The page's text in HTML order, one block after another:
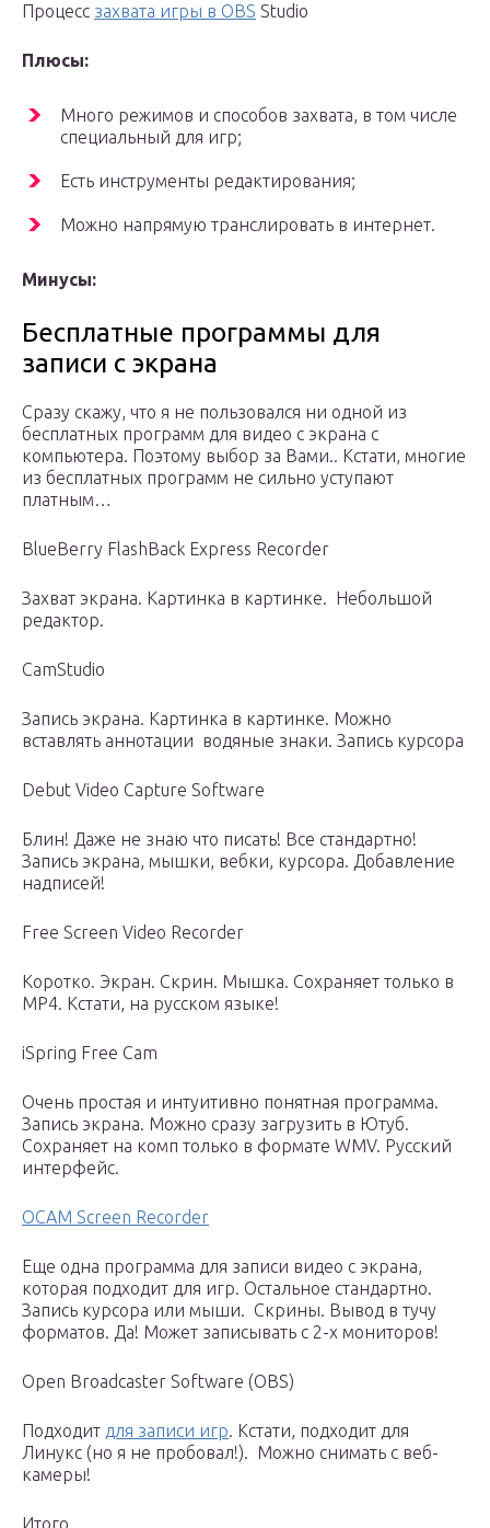
Процесс захвата игры в OBS Studio
Плюсы:
Много режимов и способов захвата, в том числе
специальный для игр;
Есть инструменты редактирования;
Можно напрямую транслировать в интернет.
Минусы:
Бесплатные программы для
записи с экрана
Сразу скажу, что я не пользовался ни одной из
бесплатных программ для видео с экрана с
компьютера. Поэтому выбор за Вами.. Кстати, многие
из бесплатных программ не сильно уступают
платным…
BlueBerry FlashBack Express Recorder
Захват экрана. Картинка в картинке. Небольшой
редактор.
CamStudio
Запись экрана. Картинка в картинке. Можно
вставлять аннотации водяные знаки. Запись курсора
Debut Video Capture Software
Блин! Даже не знаю что писать! Все стандартно!
Запись экрана, мышки, вебки, курсора. Добавление
надписей!
Free Screen Video Recorder
Коротко. Экран. Скрин. Мышка. Сохраняет только в
MP4. Кстати, на русском языке!
iSpring Free Cam
Очень простая и интуитивно понятная программа.
Запись экрана. Можно сразу загрузить в Ютуб.
Сохраняет на комп только в формате WMV. Русский
интерфейс.
OCAM Screen Recorder
Еще одна программа для записи видео с экрана,
которая подходит для игр. Остальное стандартно.
Запись курсора или мыши. Скрины. Вывод в тучу
форматов. Да! Может записывать с 2-х мониторов!
Open Broadcaster Software (OBS)
Подходит для записи игр. Кстати, подходит для
Линукс (но я не пробовал!). Можно снимать с веб-
камеры!